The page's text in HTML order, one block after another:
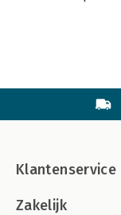
Klantenservice
Zakelijk